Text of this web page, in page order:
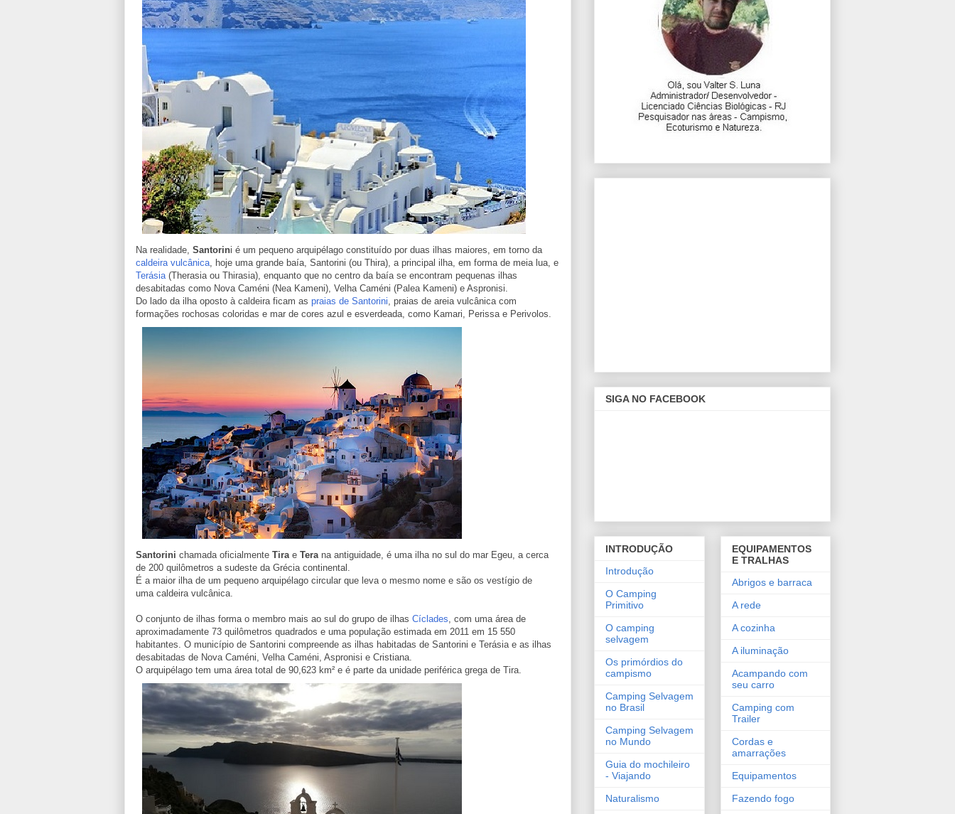
Na realidade, Santorini é um pequeno arquipélago constituído por duas ilhas maiores, em torno da
caldeira vulcânica , hoje uma grande baía, Santorini (ou Thira), a principal ilha, em forma de meia lua, e
Terásia (Therasia ou Thirasia), enquanto que no centro da baía se encontram pequenas ilhas
desabitadas como Nova Caméni (Nea Kameni), Velha Caméni (Palea Kameni) e Aspronisi.
Do lado da ilha oposto à caldeira ficam as praias de Santorini , praias de areia vulcânica com
formações rochosas coloridas e mar de cores azul e esverdeada, como Kamari, Perissa e Perivolos.
Santorini chamada oficialmente Tira e Tera na antiguidade , é uma ilha no sul do mar Egeu , a cerca
de 200 quilômetros a sudeste da Grécia continental.
É a maior ilha de um pequeno arquipélago circular que leva o mesmo nome e são os vestígio de
uma caldeira vulcânica
O conjunto de ilhas forma o membro mais ao sul do grupo de ilhas Cíclades , com uma área de
aproximadamente 73 quilômetros quadrados e uma população estimada em 2011 em 15 550
habitantes. O município de Santorini compreende as ilhas habitadas de Santorini e Terásia e as ilhas
desabitadas de Nova Caméni, Velha Caméni, Aspronisi e Cristiana.
O arquipélago tem uma área total de 90,623 km² e é parte da unidade periférica grega de Tira.
SIGA NO FACEBOOK
INTRODUÇÃO
Introdução
O Camping
Primitivo
O camping
selvagem
Os primórdios do
campismo
Camping Selvagem
no Brasil
Camping Selvagem
no Mundo
Guia do mochileiro
- Viajando
Naturalismo
EQUIPAMENTOS
E TRALHAS
Abrigos e barraca
A rede
A cozinha
A iluminação
Acampando com
seu carro
Camping com
Trailer
Cordas e
amarrações
Equipamentos
Fazendo fogo